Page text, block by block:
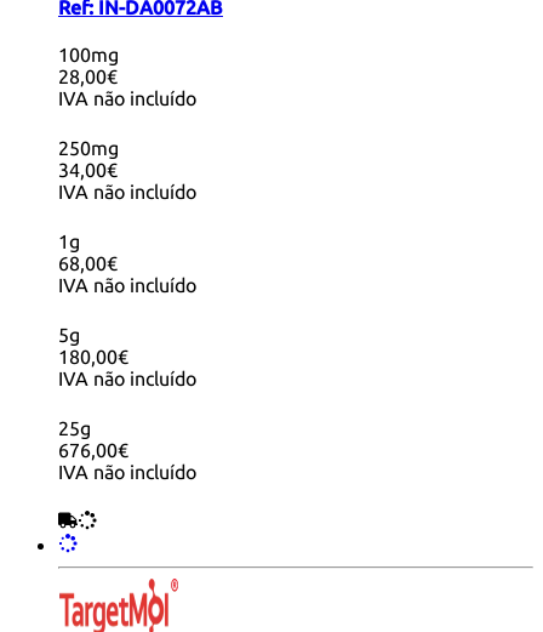
Ref: IN-DA0072AB
100mg
28,00€
IVA não incluído
250mg
34,00€
IVA não incluído
1g
68,00€
IVA não incluído
5g
180,00€
IVA não incluído
25g
676,00€
IVA não incluído